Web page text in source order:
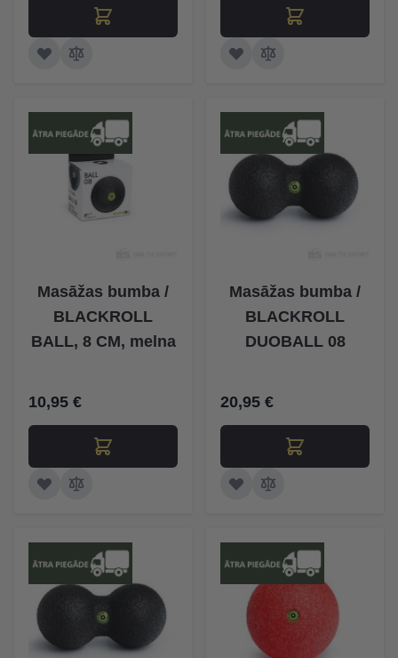
Masāžas bumba /
BLACKROLL
BALL, 8 CM, melna
10,95 €
Masāžas bumba /
BLACKROLL
DUOBALL 08
20,95 €